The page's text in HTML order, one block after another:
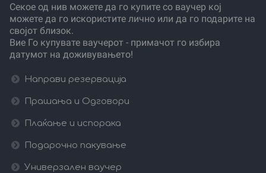
Секое од нив можете да го купите со ваучер кој
можете да го искористите лично или да го подарите на
својот близок.
Вие Го купувате ваучерот - примачот го избира
датумот на доживувањето!
Направи резервација
Прашања и Одговори
Плаќање и испорака
Подарочно пакување
Универзален ваучер